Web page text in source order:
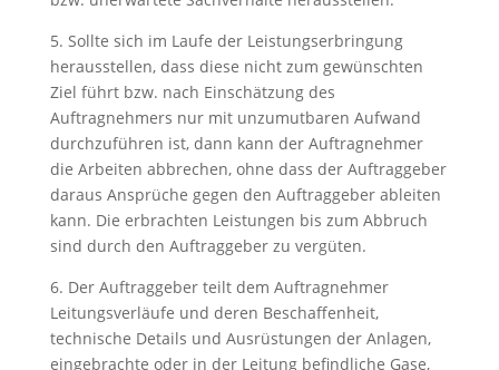
5. Sollte sich im Laufe der Leistungserbringung
herausstellen, dass diese nicht zum gewünschten
Ziel führt bzw. nach Einschätzung des
Auftragnehmers nur mit unzumutbaren Aufwand
durchzuführen ist, dann kann der Auftragnehmer
die Arbeiten abbrechen, ohne dass der Auftraggeber
daraus Ansprüche gegen den Auftraggeber ableiten
kann. Die erbrachten Leistungen bis zum Abbruch
sind durch den Auftraggeber zu vergüten.
6. Der Auftraggeber teilt dem Auftragnehmer
Leitungsverläufe und deren Beschaffenheit,
technische Details und Ausrüstungen der Anlagen,
eingebrachte oder in der Leitung befindliche Gase,